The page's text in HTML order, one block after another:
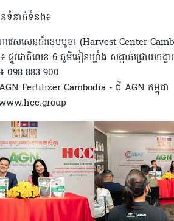
ទំនាក់ទំនង៖
វេសសេនធ័រខេមបូឌា (Harvest Center
ផ្លូវជាតិលេខ 6 ភូមិគៀនឃ្លាំង សង្កាត់ជ្រោយចង្វា
098 883 900
Fertilizer Cambodia - ជី AGN កម្ពុជា